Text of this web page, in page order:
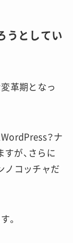
うとしてい
革期となっ
？ナ
が、さらに
ノコッチャだ
。